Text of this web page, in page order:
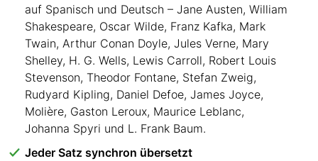
auf Spanisch und Deutsch – Jane Austen, William
Shakespeare, Oscar Wilde, Franz Kafka, Mark
Twain, Arthur Conan Doyle, Jules Verne, Mary
Shelley, H. G. Wells, Lewis Carroll, Robert Louis
Stevenson, Theodor Fontane, Stefan Zweig,
Rudyard Kipling, Daniel Defoe, James Joyce,
Molière, Gaston Leroux, Maurice Leblanc,
Johanna Spyri und L. Frank Baum.
Jeder Satz synchron übersetzt